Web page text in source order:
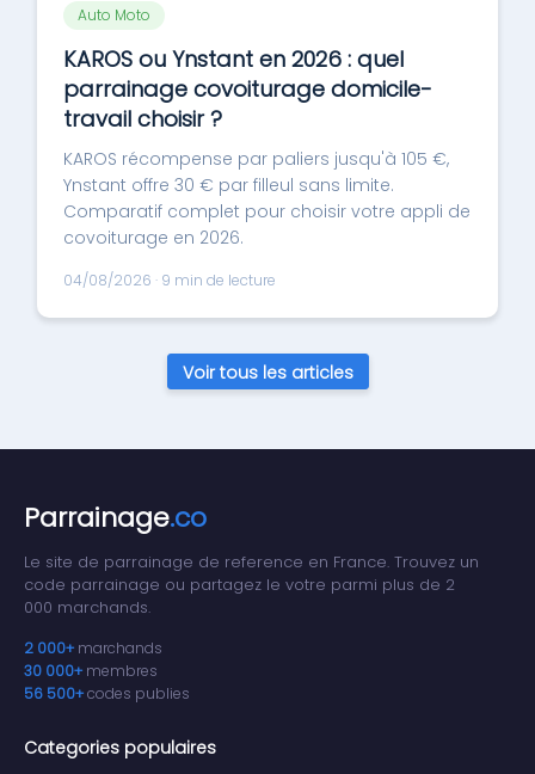
Auto Moto
KAROS ou Ynstant en 2026 : quel
parrainage covoiturage domicile-
travail choisir ?
KAROS récompense par paliers jusqu'à 105 €,
Ynstant offre 30 € par filleul sans limite.
Comparatif complet pour choisir votre appli de
covoiturage en 2026.
04/08/2026 · 9 min de lecture
Voir tous les articles
Parrainage.co
Le site de parrainage de reference en France. Trouvez un
code parrainage ou partagez le votre parmi plus de 2
000 marchands.
2 000+ marchands
30 000+ membres
56 500+codes publies
Categories populaires